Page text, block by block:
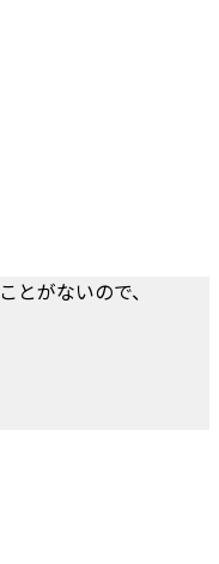
とがないので、